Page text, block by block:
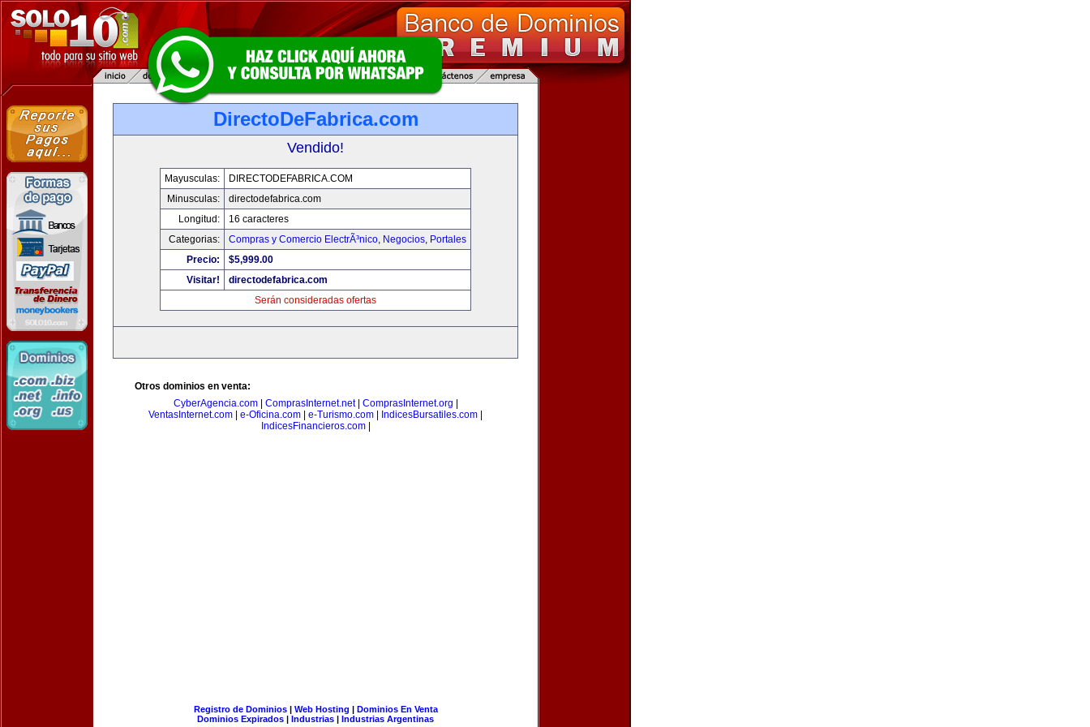
DirectoDeFabrica.com
Vendido!
Mayusculas:
DIRECTODEFABRICA.COM
Minusculas:
directodefabrica.com
Longitud:
16 caracteres
Categorias:
Compras y Comercio ElectrÃ³nico, Negocios, Portales
Precio:
$5,999.00
Visitar!
directodefabrica.com
Serán consideradas ofertas
Otros dominios en venta:
CyberAgencia.com| ComprasInternet.net| ComprasInternet.org
VentasInternet.com
e-Oficina.com e-Turismo.com IndicesBursatiles.com
IndicesFinancieros.com|
Registro de Dominios| Web Hosting | Dominios En Venta
Dominios Expirados | Industrias | Industrias Argentinas